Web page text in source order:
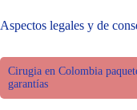
Aspectos legales y de
Cirugia en Colombia
garantías